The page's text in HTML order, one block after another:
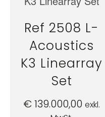
Ref 2508 L-
Acoustics
K3 Linearray
Set
€139.000,00 exkl.